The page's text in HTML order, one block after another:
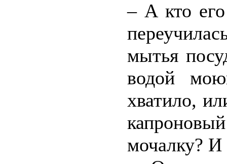
– А кто
мытья
водой
хватило,
мочалку? И